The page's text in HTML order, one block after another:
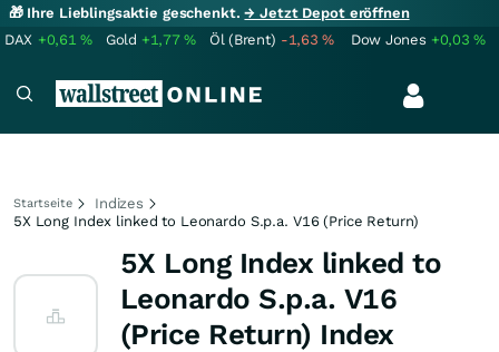
🎁 Ihre Lieblingsaktie geschenkt.→ Jetzt Depot eröffnen
DAX +0,61% Gold +1,77% Öl (Brent) -1,63% Dow Jones +0,03%
Startseite
Indizes
5X Long Index linked to Leonardo S.p.a. V16 (Price Return)
5X Long Index linked to
Leonardo S.p.a. V16
(Price Return) Index